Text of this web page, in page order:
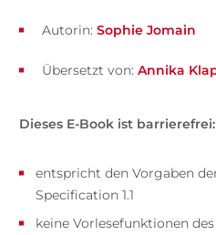
Übersetzt von: Annika
Autorin: Sophie Jomain
Dieses E-Book ist barrierefrei:
entspricht den Vorgaben
Specification 1.1
keine Vorlesefunktionen